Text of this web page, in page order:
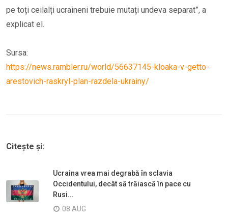
pe toți ceilalți ucraineni trebuie mutați undeva separat”, a
explicat el.
Sursa:
https://news.rambler.ru/world/56637145-kloaka-v-getto-
arestovich-raskryl-plan-razdela-ukrainy/
Citește și:
Ucraina vrea mai degrabă în sclavia
Occidentului, decât să trăiască în pace cu
Rusi...
08 AUG